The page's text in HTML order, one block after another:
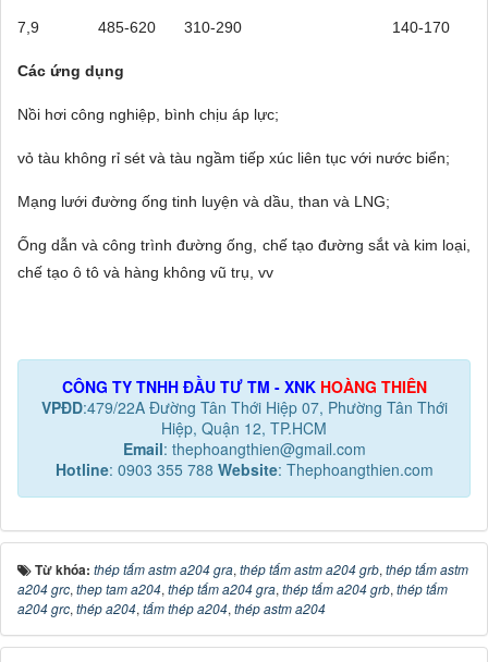
7,9 485-620 310-290 140-170
Các ứng dụng
Nồi hơi công nghiệp, bình chịu áp lực;
vỏ tàu không rỉ sét và tàu ngầm tiếp xúc liên tục với nước biển;
Mạng lưới đường ống tinh luyện và dầu, than và LNG;
Ống dẫn và công trình đường ống, chế tạo đường sắt và kim loại,
chế tạo ô tô và hàng không vũ trụ, vv
CÔNG TY TNHH ĐẦU TƯ TM - XNK HOÀNG THIÊN
VPĐD:479/22A Đường Tân Thới Hiệp 07, Phường Tân Thới
Hiệp, Quận 12, TP.HCM
Email: thephoangthien@gmail.com
Hotline: 0903 355 788 Website: Thephoangthien.com
Từ khóa: thép tấm astm a204 gra, thép tấm astm a204 grb, thép tấm astm
a204 grc, thep tam a204, thép tấm a204 gra, thép tấm a204 grb, thép tấm
a204 grc, thép a204, tấm thép a204, thép astm a204